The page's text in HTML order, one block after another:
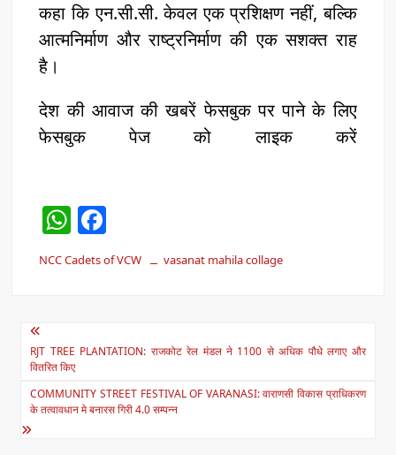
कहा कि एन.सी.सी. केवल एक प्रशिक्षण नहीं, बल्कि
आत्मनिर्माण और राष्ट्रनिर्माण की एक सशक्त राह
है।
देश की आवाज की खबरें फेसबुक पर पाने के लिए
फेसबुक पेज को लाइक करें
W
h
at
p
p
a
c
o
o
k
NCC Cadets of VCW vasanat mahila collage
Post
navigation
RJT TREE PLANTATION: राजकोट रेल मंडल ने 1100 से अधिक पौधे लगाए और
वितरित किए
COMMUNITY STREET FESTIVAL OF VARANASI: वाराणसी विकास प्राधिकरण
के तत्वावधान मे बनारस गिरी 4.0 सम्पन्न